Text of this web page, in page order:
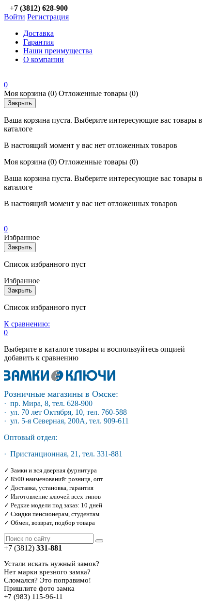
+7 (3812) 628-900
Войти Регистрация
Доставка
Гарантия
Наши преимущества
О компании
0
Моя корзина (0) Отложенные товары (0)
Закрыть
Ваша корзина пуста. Выберите интересующие вас товары в
каталоге
В настоящий момент у вас нет отложенных товаров
Моя корзина (0) Отложенные товары (0)
Ваша корзина пуста. Выберите интересующие вас товары в
каталоге
В настоящий момент у вас нет отложенных товаров
0
Избранное
Закрыть
Список избранного пуст
Избранное
Закрыть
Список избранного пуст
К сравнению:
0
Выберите в каталоге товары и воспользуйтесь опцией
добавить к сравнению
Розничные магазины в Омске:
· пр. Мира, 8, тел. 628-900
· ул. 70 лет Октября, 10, тел. 760-588
· ул. 5-я Северная, 200А, тел. 909-611
Оптовый отдел:
· Пристанционная, 21, тел. 331-881
✓ Замки и вся дверная фурнитура
✓ 8500 наименований: розница, опт
✓ Доставка, установка, гарантия
✓ Изготовление ключей всех типов
✓ Редкие модели под заказ: 10 дней
✓ Скидки пенсионерам, студентам
✓ Обмен, возврат, подбор товара
+7 (3812) 331-881
Устали искать нужный замок?
Нет марки врезного замка?
Сломался? Это поправимо!
Пришлите фото замка
+7 (983) 115-96-11